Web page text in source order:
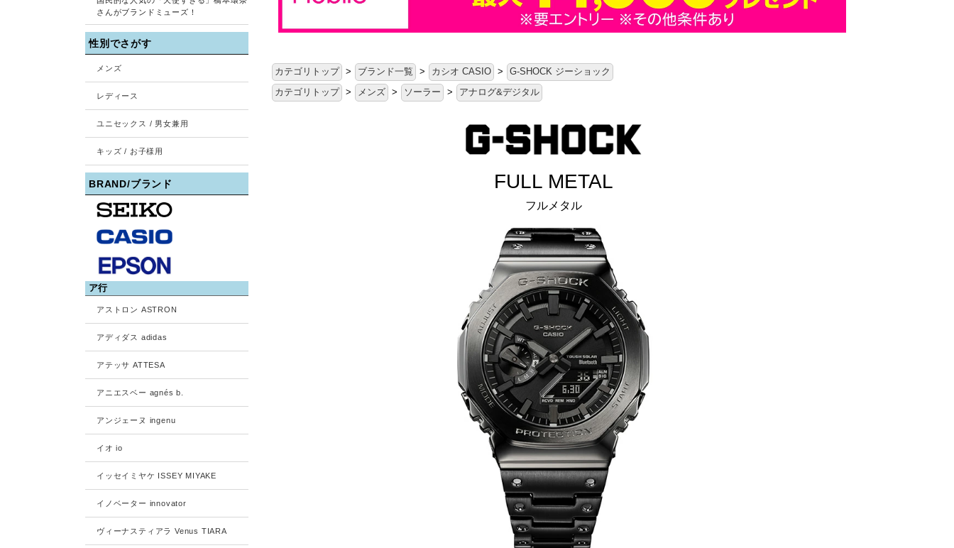
カテゴリトップ > ブランド一覧 > カシオ CASIO >
G-SHOCK ジーショック
カテゴリトップ
> メンズ > ソーラー > アナログ&デジタル
FULL METAL
フルメタル